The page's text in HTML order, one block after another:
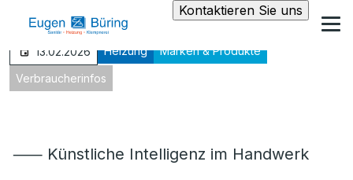
Kontaktieren Sie uns
13.02.2026 Heizung Marken & Produkte
Verbraucherinfos
⸺ Künstliche Intelligenz im Handwerk